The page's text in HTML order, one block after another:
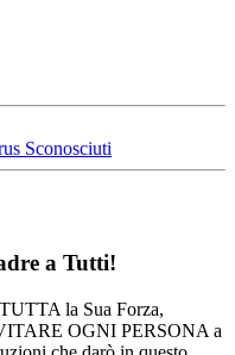
Sconosciuti
a Tutti!
la Sua Forza,
OGNI PERSONA a